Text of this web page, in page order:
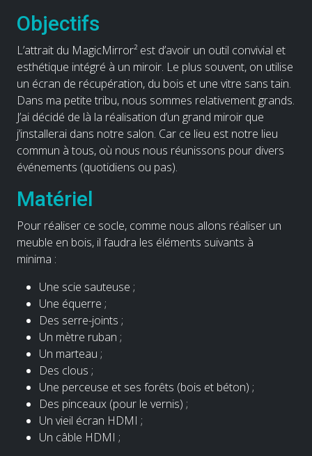
Objectifs
L’attrait du MagicMirror² est d’avoir un outil convivial et
esthétique intégré à un miroir. Le plus souvent, on utilise
un écran de récupération, du bois et une vitre sans tain.
Dans ma petite tribu, nous sommes relativement grands.
J’ai décidé de là la réalisation d’un grand miroir que
j’installerai dans notre salon. Car ce lieu est notre lieu
commun à tous, où nous nous réunissons pour divers
événements (quotidiens ou pas).
Matériel
Pour réaliser ce socle, comme nous allons réaliser un
meuble en bois, il faudra les éléments suivants à
minima :
Une scie sauteuse ;
Une équerre ;
Des serre-joints ;
Un mètre ruban ;
Un marteau ;
Des clous ;
Une perceuse et ses forêts (bois et béton) ;
Des pinceaux (pour le vernis) ;
Un vieil écran HDMI ;
Un câble HDMI ;